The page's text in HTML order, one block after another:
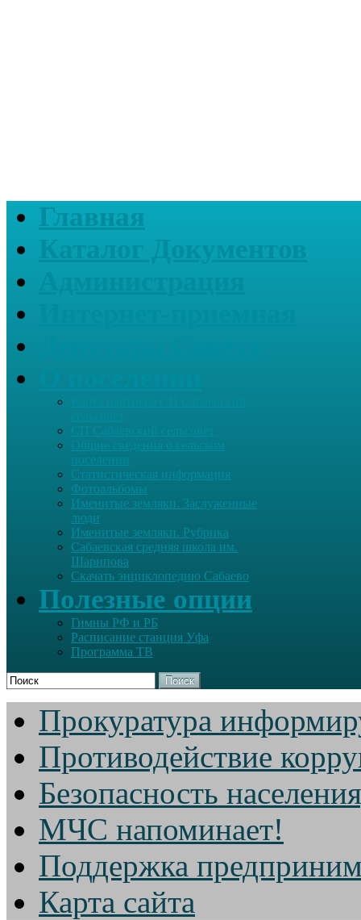
Главная
Общие сведения о сельском
поселении
Статистическая информация
Фотоальбомы
Именитые земляки. Заслуженные
люди
Именитые земляки. Рубрика
Сабаевская средняя школа им.
Шарипова
Скачать энциклопедию Сабаево
Полезные опции
Гимны РФ и РБ
Расписание станция Уфа
Программа ТВ
Поиск
Прокуратура
Противодействие
Безопасность
МЧС напоминает!
Поддержка
Карта сайта